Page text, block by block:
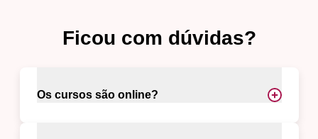
Ficou com dúvidas?
Os cursos são online?